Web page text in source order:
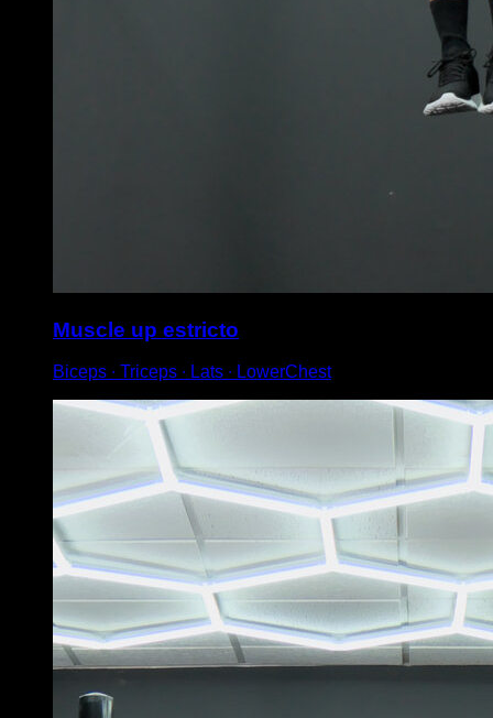
Muscle up estricto
Biceps ∙ Triceps ∙ Lats ∙ LowerChest